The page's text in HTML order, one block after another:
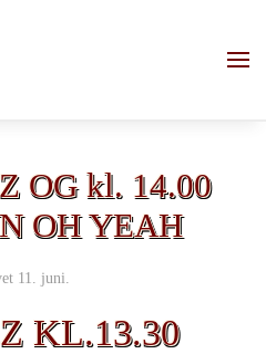
OG kl. 14.00
OH YEAH
11. juni.
KL.13.30